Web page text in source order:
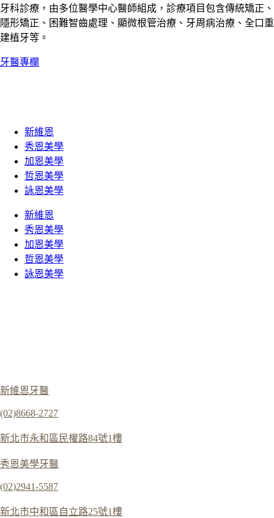
牙科診療，由多位醫學中心醫師組成，診療項目包含傳統矯正、
隱形矯正、困難智齒處理、顯微根管治療、牙周病治療、全口重
建植牙等。
牙醫專欄
新維恩
秀恩美學
加恩美學
哲恩美學
詠恩美學
新維恩
秀恩美學
加恩美學
哲恩美學
詠恩美學
新維恩牙醫
(02)8668-2727
新北市永和區民權路84號1樓
秀恩美學牙醫
(02)2941-5587
新北市中和區自立路25號1樓